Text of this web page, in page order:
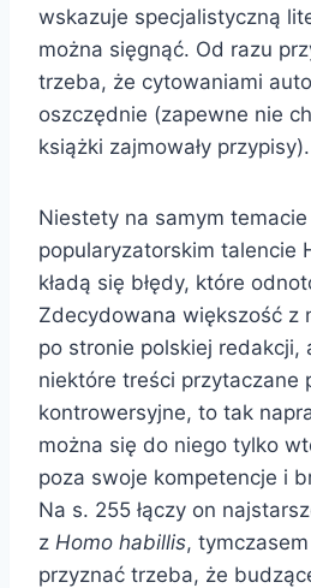
wskazuje specjalistyczną
można sięgnąć. Od razu
trzeba, że cytowaniami
oszczędnie (zapewne nie
książki zajmowały przypisy).
Niestety na samym temacie
popularyzatorskim talencie
kładą się błędy, które
Zdecydowana większość z
po stronie polskiej redakcji,
niektóre treści przytaczane
kontrowersyjne, to tak
można się do niego tylko
poza swoje kompetencje i
Na s. 255 łączy on
z Homo habillis,
przyznać trzeba, że